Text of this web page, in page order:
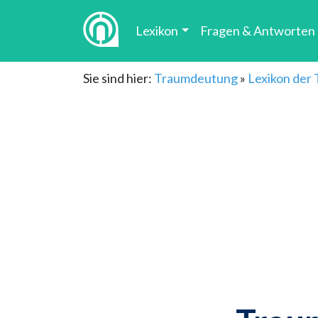
Lexikon Fragen & Antworten
Sie sind hier: Traumdeutung» Lexikon der